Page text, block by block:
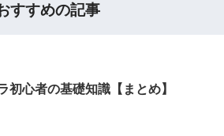
すすめの記事
初心者の基礎知識【まとめ】